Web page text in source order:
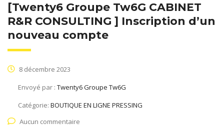
[Twenty6 Groupe Tw6G CABINET
R&R CONSULTING ] Inscription d’un
nouveau compte
8 décembre 2023
Envoyé par : Twenty6 Groupe Tw6G
Catégorie: BOUTIQUE EN LIGNE PRESSING
Aucun commentaire